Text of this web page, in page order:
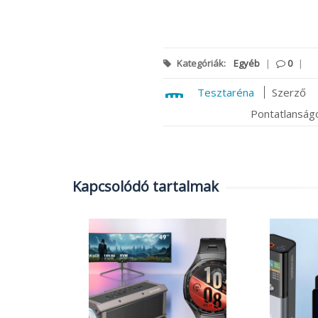
Kategóriák: Egyéb | 0 |
Tesztaréna
Szerző
Kapcsolódó tartalmak